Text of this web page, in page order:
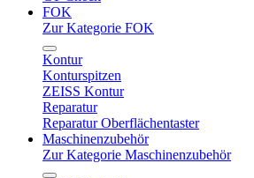
FOK
Zur Kategorie FOK
Kontur
Konturspitzen
ZEISS Kontur
Reparatur
Reparatur Oberflächentaster
Maschinenzubehör
Zur Kategorie Maschinenzubehör